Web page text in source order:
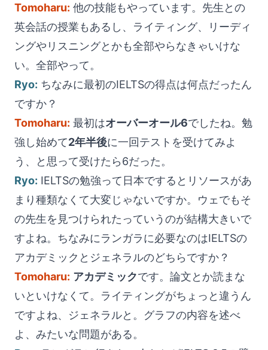
Tomoharu: 他の技能もやっています。先生との
英会話の授業もあるし、ライティング、リーディ
ングやリスニングとかも全部やらなきゃいけな
い。全部やって。
Ryo: ちなみに最初のIELTSの得点は何点だったん
ですか？
Tomoharu: 最初はオーバーオール6でしたね。勉
強し始めて2年半後に一回テストを受けてみよ
う、と思って受けたら6だった。
Ryo: IELTSの勉強って日本でするとリソースがあ
まり種類なくて大変じゃないですか。ウェでもそ
の先生を見つけられたっていうのが結構大きいで
すよね。ちなみにランガラに必要なのはIELTSの
アカデミックとジェネラルのどちらですか？
Tomoharu: アカデミックです。論文とか読まな
いといけなくて。ライティングがちょっと違うん
ですよね、ジェネラルと。グラフの内容を述べ
よ、みたいな問題がある。